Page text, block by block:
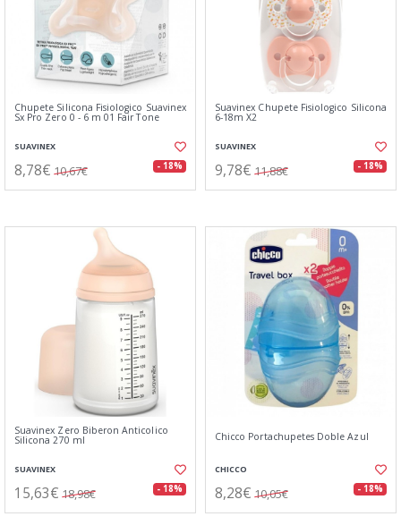
Chupete Silicona Fisiologico Suavinex
Sx Pro Zero 0 - 6 m 01 Fair Tone
SUAVINEX
8,78€ 10,67€ - 18%
Suavinex Chupete Fisiologico Silicona
6-18m X2
SUAVINEX
9,78€ 11,88€ - 18%
Suavinex Zero Biberon Anticolico
Silicona 270 ml
SUAVINEX
15,63€ 18,98€ - 18%
Chicco Portachupetes Doble Azul
CHICCO
8,28€ 10,05€ - 18%